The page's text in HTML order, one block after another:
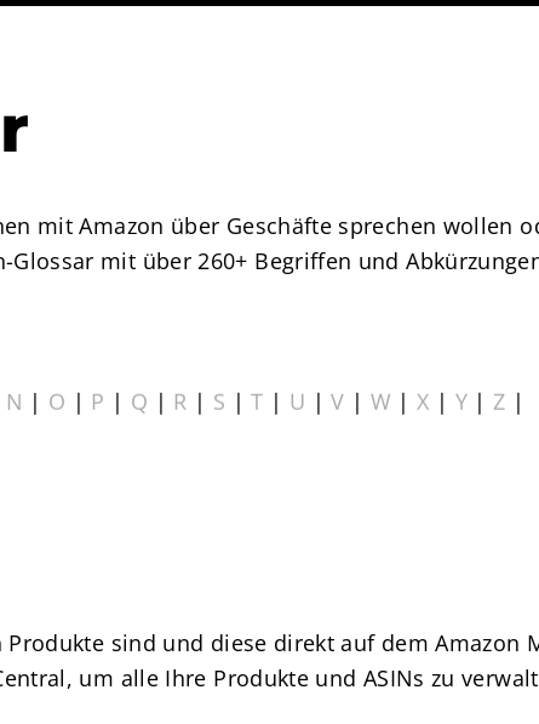
mit Amazon über Geschäfte sprechen wollen
mit über 260+ Begriffen und
N | O | P | Q | R | S |T | U |V | W | X | Y | Z |
sind und diese direkt auf dem Amazon
um alle Ihre Produkte und ASINs zu